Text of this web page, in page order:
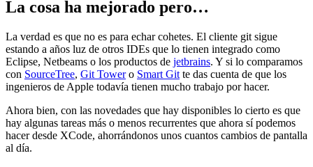
La cosa ha mejorado pero…
La verdad es que no es para echar cohetes. El cliente git sigue
estando a años luz de otros IDEs que lo tienen integrado como
Eclipse, Netbeams o los productos de jetbrains. Y si lo comparamos
con SourceTree, Git Towero Smart Git te das cuenta de que los
ingenieros de Apple todavía tienen mucho trabajo por hacer.
Ahora bien, con las novedades que hay disponibles lo cierto es que
hay algunas tareas más o menos recurrentes que ahora sí podemos
hacer desde XCode, ahorrándonos unos cuantos cambios de pantalla
al día.